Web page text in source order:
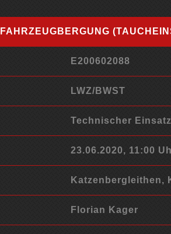
E200602088
LWZ/BWST
Technischer Einsatz
23.06.2020, 11:00
Katzenbergleithen,
Florian Kager